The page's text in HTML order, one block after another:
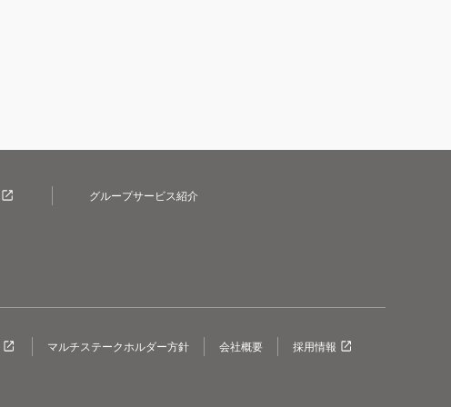
グループサービス紹介
マルチステークホルダー方針 会社概要 採用情報